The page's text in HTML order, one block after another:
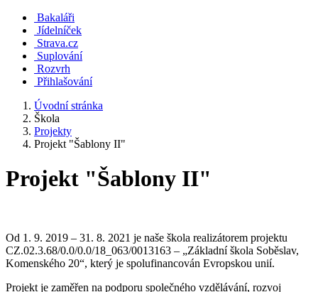
Bakaláři
Jídelníček
Strava.cz
Suplování
Rozvrh
Přihlašování
Úvodní stránka
Škola
Projekty
Projekt "Šablony II"
Projekt "Šablony II"
Od 1. 9. 2019 – 31. 8. 2021 je naše škola realizátorem projektu
CZ.02.3.68/0.0/0.0/18_063/0013163 – „Základní škola Soběslav,
Komenského 20“, který je spolufinancován Evropskou unií.
Projekt je zaměřen na podporu společného vzdělávání, rozvoj